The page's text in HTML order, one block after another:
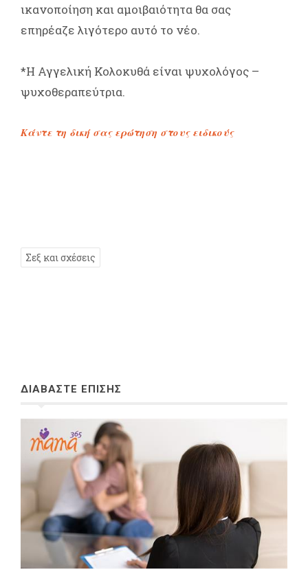
ικανοποίηση και αμοιβαιότητα θα σας
επηρέαζε λιγότερο αυτό το νέο.
*Η Αγγελική Κολοκυθά είναι ψυχολόγος –
ψυχοθεραπεύτρια.
Κάντε τη δική σας ερώτηση στους ειδικούς
Σεξ και σχέσεις
ΔΙΑΒΑΣΤΕ ΕΠΙΣΗΣ